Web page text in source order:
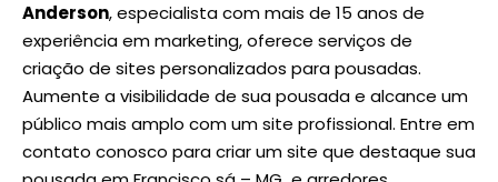
Anderson, especialista com mais de 15 anos de
experiência em marketing, oferece serviços de
criação de sites personalizados para pousadas.
Aumente a visibilidade de sua pousada e alcance um
público mais amplo com um site profissional. Entre em
contato conosco para criar um site que destaque sua